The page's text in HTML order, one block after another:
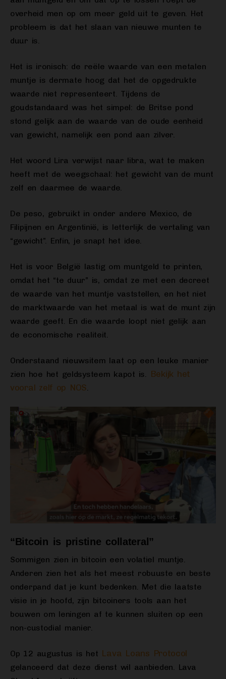
overheid men op om meer geld uit te geven. Het
probleem is dat het slaan van nieuwe munten te
duur is.
Het is ironisch: de reële waarde van een metalen
muntje is dermate hoog dat het de opgedrukte
waarde niet representeert. Tijdens de
goudstandaard was het simpel: de Britse pond
stond gelijk aan de waarde van de oude eenheid
van gewicht, namelijk een pond aan zilver.
Het woord Lira verwijst naar libra, wat te maken
heeft met de weegschaal: het gewicht van de munt
zelf en daarmee de waarde.
De peso, gebruikt in onder andere Mexico, de
Filipijnen en Argentinië, is letterlijk de vertaling van
“gewicht”. Enfin, je snapt het idee.
Het is voor België lastig om muntgeld te printen,
omdat het “te duur” is, omdat ze met een decreet
de waarde van het muntje vaststellen, en het niet
de marktwaarde van het metaal is wat de munt zijn
waarde geeft. En die waarde loopt niet gelijk aan
de economische realiteit.
Onderstaand nieuwsitem laat op een leuke manier
zien hoe het geldsysteem kapot is. Bekijk het
vooral zelf op NOS.
“Bitcoin is pristine collateral”
Sommigen zien in bitcoin een volatiel muntje.
Anderen zien het als het meest robuuste en beste
onderpand dat je kunt bedenken. Met die laatste
visie in je hoofd, zijn bitcoiners tools aan het
bouwen om leningen af te kunnen sluiten op een
non-custodial manier.
Op 12 augustus is het Lava Loans Protocol
gelanceerd dat deze dienst wil aanbieden. Lava